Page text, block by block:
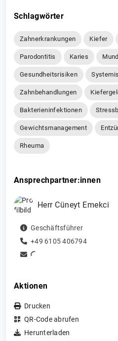
Schlagwörter
Zahnerkrankungen Kiefer
Parodontitis Karies
Gesundheitsrisiken
Zahnbehandlungen
Bakterieninfektionen
Gewichtsmanagement
Rheuma
Ansprechpartner:innen
Herr Cüneyt Emekci
Geschäftsführer
+49 6105 406794
Aktionen
Drucken
QR-Code abrufen
Herunterladen